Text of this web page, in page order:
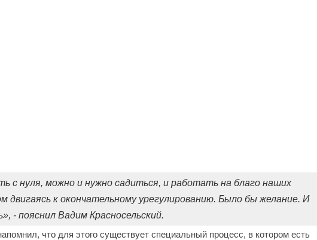
с нуля, можно и нужно садиться, и работать на благо наших
двигаясь к окончательному урегулированию. Было бы желание. И
- пояснил Вадим Красносельский.
что для этого существует специальный процесс, в котором есть